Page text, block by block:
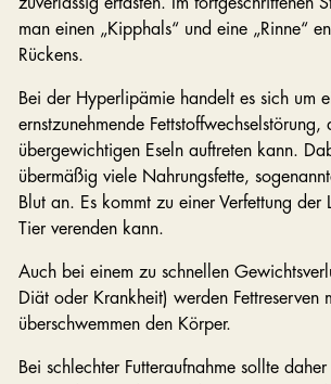
zuverlässig ertasten. Im fortgeschrittenen
man einen „Kipphals“ und eine „Rinne“
Rückens.
Bei der Hyperlipämie handelt es sich um
ernstzunehmende
übergewichtigen Eseln auftreten kann.
übermäßig viele Nahrungsfette,
Blut an. Es kommt zu einer Verfettung der
Tier verenden kann.
Auch bei einem zu schnellen
Diät oder Krankheit) werden Fettreserven
überschwemmen den Körper.
Bei schlechter Futteraufnahme sollte